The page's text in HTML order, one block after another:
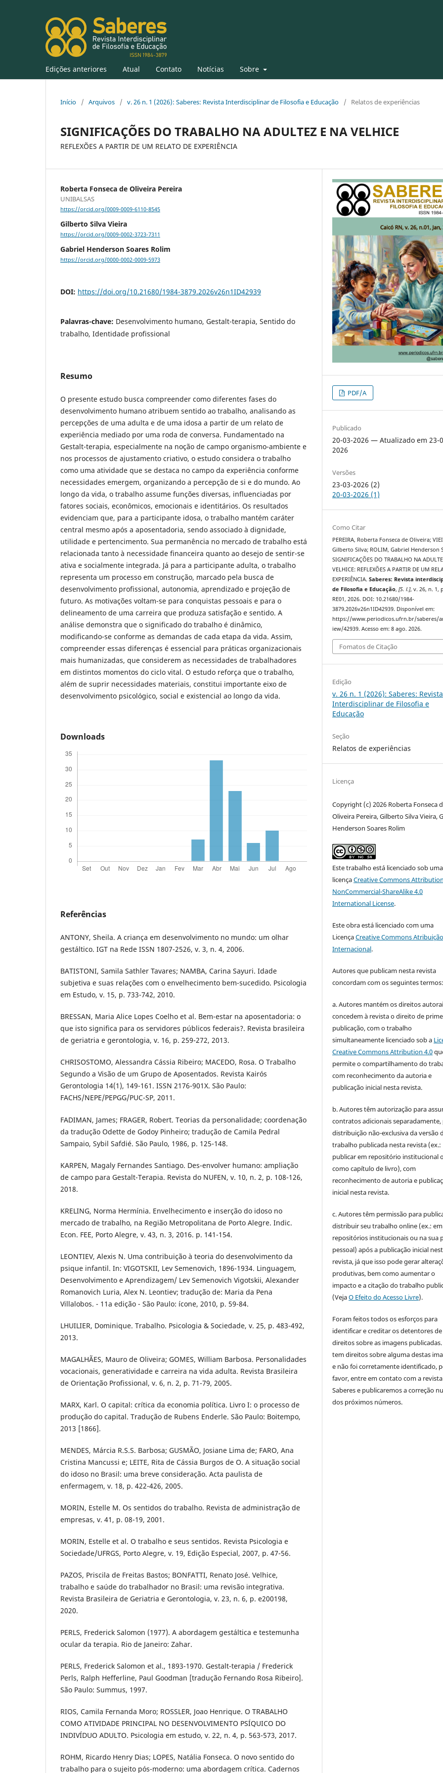
Edições anteriores Atual Contato Notícias Sobre
Início / Arquivos / v. 26 n. 1 (2026): Saberes: Revista Interdisciplinar de Filosofia e Educação / Relatos de experiências
SIGNIFICAÇÕES DO TRABALHO NA ADULTEZ E NA VELHICE
REFLEXÕES A PARTIR DE UM RELATO DE EXPERIÊNCIA
Roberta Fonseca de Oliveira Pereira
UNIBALSAS
https://orcid.org/0009-0009-6110-8545
Gilberto Silva Vieira
https://orcid.org/0009-0002-3723-7311
Gabriel Henderson Soares Rolim
https://orcid.org/0000-0002-0009-5973
DOI: https://doi.org/10.21680/1984-3879.2026v26n1ID42939
Palavras-chave: Desenvolvimento humano, Gestalt-terapia, Sentido do
trabalho, Identidade profissional
Resumo
O presente estudo busca compreender como diferentes fases do
desenvolvimento humano atribuem sentido ao trabalho, analisando as
percepções de uma adulta e de uma idosa a partir de um relato de
experiência mediado por uma roda de conversa. Fundamentado na
Gestalt-terapia, especialmente na noção de campo organismo-ambiente e
nos processos de ajustamento criativo, o estudo considera o trabalho
como uma atividade que se destaca no campo da experiência conforme
necessidades emergem, organizando a percepção de si e do mundo. Ao
longo da vida, o trabalho assume funções diversas, influenciadas por
fatores sociais, econômicos, emocionais e identitários. Os resultados
evidenciam que, para a participante idosa, o trabalho mantém caráter
central mesmo após a aposentadoria, sendo associado à dignidade,
utilidade e pertencimento. Sua permanência no mercado de trabalho está
relacionada tanto à necessidade financeira quanto ao desejo de sentir-se
ativa e socialmente integrada. Já para a participante adulta, o trabalho
representa um processo em construção, marcado pela busca de
desenvolvimento profissional, autonomia, aprendizado e projeção de
futuro. As motivações voltam-se para conquistas pessoais e para o
delineamento de uma carreira que produza satisfação e sentido. A
análise demonstra que o significado do trabalho é dinâmico,
modificando-se conforme as demandas de cada etapa da vida. Assim,
compreender essas diferenças é essencial para práticas organizacionais
mais humanizadas, que considerem as necessidades de trabalhadores
em distintos momentos do ciclo vital. O estudo reforça que o trabalho,
além de suprir necessidades materiais, constitui importante eixo de
desenvolvimento psicológico, social e existencial ao longo da vida.
Downloads
Referências
ANTONY, Sheila. A criança em desenvolvimento no mundo: um olhar
gestáltico. IGT na Rede ISSN 1807-2526, v. 3, n. 4, 2006.
BATISTONI, Samila Sathler Tavares; NAMBA, Carina Sayuri. Idade
subjetiva e suas relações com o envelhecimento bem-sucedido. Psicologia
em Estudo, v. 15, p. 733-742, 2010.
BRESSAN, Maria Alice Lopes Coelho et al. Bem-estar na aposentadoria: o
que isto significa para os servidores públicos federais?. Revista brasileira
de geriatria e gerontologia, v. 16, p. 259-272, 2013.
CHRISOSTOMO, Alessandra Cássia Ribeiro; MACEDO, Rosa. O Trabalho
Segundo a Visão de um Grupo de Aposentados. Revista Kairós
Gerontologia 14(1), 149-161. ISSN 2176-901X. São Paulo:
FACHS/NEPE/PEPGG/PUC-SP, 2011.
FADIMAN, James; FRAGER, Robert. Teorias da personalidade; coordenação
da tradução Odette de Godoy Pinheiro; tradução de Camila Pedral
Sampaio, Sybil Safdié. São Paulo, 1986, p. 125-148.
KARPEN, Magaly Fernandes Santiago. Des-envolver humano: ampliação
de campo para Gestalt-Terapia. Revista do NUFEN, v. 10, n. 2, p. 108-126,
2018.
KRELING, Norma Hermínia. Envelhecimento e inserção do idoso no
mercado de trabalho, na Região Metropolitana de Porto Alegre. Indic.
Econ. FEE, Porto Alegre, v. 43, n. 3, 2016. p. 141-154.
LEONTIEV, Alexis N. Uma contribuição à teoria do desenvolvimento da
psique infantil. In: VIGOTSKII, Lev Semenovich, 1896-1934. Linguagem,
Desenvolvimento e Aprendizagem/ Lev Semenovich Vigotskii, Alexander
Romanovich Luria, Alex N. Leontiev; tradução de: Maria da Pena
Villalobos. - 11a edição - São Paulo: ícone, 2010, p. 59-84.
LHUILIER, Dominique. Trabalho. Psicologia & Sociedade, v. 25, p. 483-492,
2013.
MAGALHÃES, Mauro de Oliveira; GOMES, William Barbosa. Personalidades
vocacionais, generatividade e carreira na vida adulta. Revista Brasileira
de Orientação Profissional, v. 6, n. 2, p. 71-79, 2005.
MARX, Karl. O capital: crítica da economia política. Livro I: o processo de
produção do capital. Tradução de Rubens Enderle. São Paulo: Boitempo,
2013 [1866].
MENDES, Márcia R.S.S. Barbosa; GUSMÃO, Josiane Lima de; FARO, Ana
Cristina Mancussi e; LEITE, Rita de Cássia Burgos de O. A situação social
do idoso no Brasil: uma breve consideração. Acta paulista de
enfermagem, v. 18, p. 422-426, 2005.
MORIN, Estelle M. Os sentidos do trabalho. Revista de administração de
empresas, v. 41, p. 08-19, 2001.
MORIN, Estelle et al. O trabalho e seus sentidos. Revista Psicologia e
Sociedade/UFRGS, Porto Alegre, v. 19, Edição Especial, 2007, p. 47-56.
PAZOS, Priscila de Freitas Bastos; BONFATTI, Renato José. Velhice,
trabalho e saúde do trabalhador no Brasil: uma revisão integrativa.
Revista Brasileira de Geriatria e Gerontologia, v. 23, n. 6, p. e200198,
2020.
PERLS, Frederick Salomon (1977). A abordagem gestáltica e testemunha
ocular da terapia. Rio de Janeiro: Zahar.
PERLS, Frederick Salomon et al., 1893-1970. Gestalt-terapia / Frederick
Perls, Ralph Hefferline, Paul Goodman [tradução Fernando Rosa Ribeiro].
São Paulo: Summus, 1997.
RIOS, Camila Fernanda Moro; ROSSLER, Joao Henrique. O TRABALHO
COMO ATIVIDADE PRINCIPAL NO DESENVOLVIMENTO PSÍQUICO DO
INDIVÍDUO ADULTO. Psicologia em estudo, v. 22, n. 4, p. 563-573, 2017.
ROHM, Ricardo Henry Dias; LOPES, Natália Fonseca. O novo sentido do
trabalho para o sujeito pós-moderno: uma abordagem crítica. Cadernos
PDF/A
Publicado
20-03-2026 — Atualizado em 23-
2026
Versões
23-03-2026 (2)
20-03-2026 (1)
Como Citar
PEREIRA, Roberta Fonseca de Oliveira;
Gilberto Silva; ROLIM, Gabriel Henderson
SIGNIFICAÇÕES DO TRABALHO NA
VELHICE: REFLEXÕES A PARTIR DE UM
EXPERIÊNCIA.Saberes: Revista
de Filosofia e Educação,[S. l.], v. 26, n. 1,
RE01, 2026. DOI: 10.21680/1984-
3879.2026v26n1ID42939. Disponível em:
https://www.periodicos.ufrn.br/saberes/
iew/42939. Acesso em: 8 ago. 2026.
Fomatos de Citação
Edição
v. 26 n. 1 (2026): Saberes: Revista
Interdisciplinar de Filosofia e
Educação
Seção
Relatos de experiências
Licença
Copyright (c) 2026 Roberta Fonseca
Oliveira Pereira, Gilberto Silva Vieira,
Henderson Soares Rolim
Este trabalho está licenciado sob uma
licençaCreative Commons
NonCommercial-ShareAlike 4.0
International License.
Este obra está licenciado com uma
LicençaCreative Commons
Internacional.
Autores que publicam nesta revista
concordam com os seguintes termos:
a. Autores mantém os direitos
concedem à revista o direito de
publicação, com o trabalho
simultaneamente licenciado sob a
Creative Commons Attribution 4.0
permite o compartilhamento do
com reconhecimento da autoria e
publicação inicial nesta revista.
b. Autores têm autorização para
contratos adicionais separadamente,
distribuição não-exclusiva da versão
trabalho publicada nesta revista (ex.:
publicar em repositório institucional
como capítulo de livro), com
reconhecimento de autoria e
inicial nesta revista.
c. Autores têm permissão para
distribuir seu trabalho online (ex.: em
repositórios institucionais ou na sua
pessoal) após a publicação inicial
revista, já que isso pode gerar
produtivas, bem como aumentar o
impacto e a citação do trabalho
(VejaO Efeito do Acesso Livre).
Foram feitos todos os esforços para
identificar e creditar os detentores de
direitos sobre as imagens publicadas.
tem direitos sobre alguma destas
e não foi corretamente identificado,
favor, entre em contato com a revista
Saberes e publicaremos a correção
dos próximos números.